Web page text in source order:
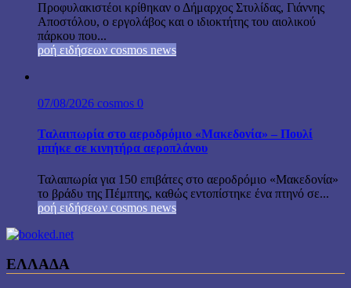
Προφυλακιστέοι κρίθηκαν ο Δήμαρχος Στυλίδας, Γιάννης
Αποστόλου, ο εργολάβος και ο ιδιοκτήτης του αιολικού
πάρκου που...
ροή ειδήσεων cosmos news
07/08/2026 cosmos 0
Ταλαιπωρία στο αεροδρόμιο «Μακεδονία» – Πουλί
μπήκε σε κινητήρα αεροπλάνου
Ταλαιπωρία για 150 επιβάτες στο αεροδρόμιο «Μακεδονία»
το βράδυ της Πέμπτης, καθώς εντοπίστηκε ένα πτηνό σε...
ροή ειδήσεων cosmos news
ΕΛΛΑΔΑ